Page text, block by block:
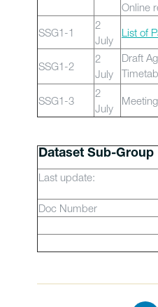
Online
SSG1-1
2
July
List of
SSG1-2
2
July
Draft
SSG1-3
2
July
Dataset Sub-Group
Last update:
Doc Number